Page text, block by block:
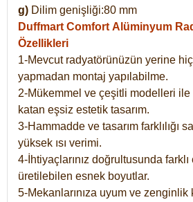
g) Dilim genişliği:80 mm
Duffmart Comfort Alüminyum
Özellikleri
1-Mevcut radyatörünüzün yerine
yapmadan montaj yapılabilme.
2-Mükemmel ve çeşitli modelleri
katan eşsiz estetik tasarım.
3-Hammadde ve tasarım farklılığı
yüksek ısı verimi.
4-İhtiyaçlarınız doğrultusunda
üretilebilen esnek boyutlar.
5-Mekanlarınıza uyum ve